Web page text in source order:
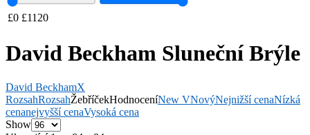
£0 £1120
David Beckham Sluneční Brýle
David BeckhamX
RozsahRozsahŽebříčekHodnoceníNew VNovýNejnižší cenaNízká
cenanejvyšší cenaVysoká cena
Show